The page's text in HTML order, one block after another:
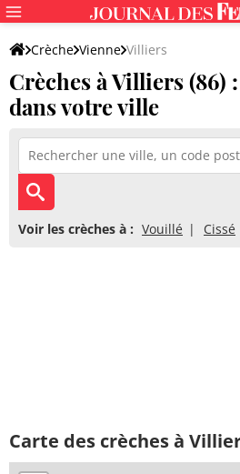
Crèche Vienne Villiers
Crèches à Villiers (86)
dans votre ville
Voir les crèches à : Vouillé Cissé
Carte des crèches à